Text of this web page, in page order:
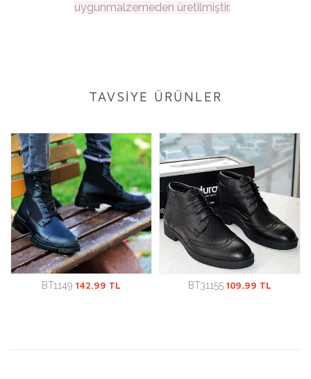
uygunmalzemeden üretilmiştir.
TAVSİYE ÜRÜNLER
BT1149 142.99 TL BT31155 109.99 TL